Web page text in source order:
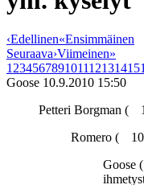
‹Edellinen«Ensimmäinen
Seuraava›Viimeinen»
1 23456789101112131415
Goose 10.9.2010 15:50
Petteri Borgman (
Romero (
Goose (